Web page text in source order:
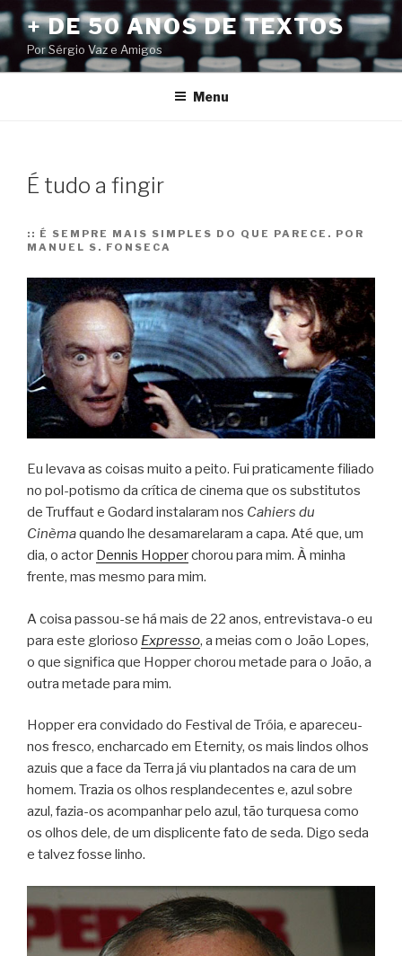
Pular
para
o
conteúdo
+ DE 50 ANOS DE TEXTOS
Por Sérgio Vaz e Amigos
Menu
É tudo a fingir
:: É SEM­PRE MAIS SIM­PLES DO QUE PARECE. POR
MANUEL S. FONSECA
Eu levava as coi­sas muito a peito. Fui pra­ti­ca­mente fili­ado
no pol-potismo da crí­tica de cinema que os subs­ti­tu­tos
de Truf­faut e Godard ins­ta­la­ram nos Cahi­ers du
Cinèmaquando lhe desa­ma­re­la­ram a capa. Até que, um
dia, o actor Den­nis Hop­percho­rou para mim. À minha
frente, mas mesmo para mim.
A coisa passou-se há mais de 22 anos, entrevistava-o eu
para este glo­ri­oso Expresso, a meias com o João Lopes,
o que sig­ni­fica que Hop­per cho­rou metade para o João, a
outra metade para mim.
Hop­per era con­vi­dado do Fes­ti­val de Tróia, e apareceu-
nos fresco, enchar­cado em Eter­nity, os mais lin­dos olhos
azuis que a face da Terra já viu plan­ta­dos na cara de um
homem. Tra­zia os olhos res­plan­de­cen­tes e, azul sobre
azul, fazia-os acom­pa­nhar pelo azul, tão tur­quesa como
os olhos dele, de um dis­pli­cente fato de seda. Digo seda
e tal­vez fosse linho.